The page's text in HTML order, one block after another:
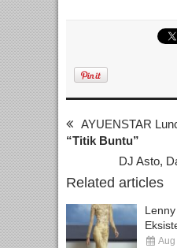
AYUENSTAR
“Titik Buntu”
DJ Asto,
Related articles
Aug